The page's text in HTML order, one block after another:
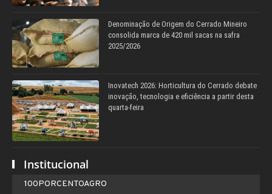
Denominação de Origem do Cerrado Mineiro
consolida marca de 420 mil sacas na safra
2025/2026
Inovatech 2026: Horticultura do Cerrado debate
inovação, tecnologia e eficiência a partir desta
quarta-feira
Institucional
100PORCENTOAGRO